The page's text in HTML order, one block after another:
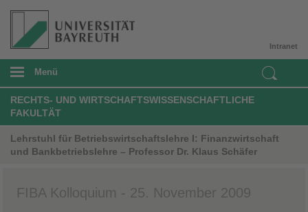
Intranet
Menü
RECHTS- UND WIRTSCHAFTSWISSENSCHAFTLICHE
FAKULTÄT
Lehrstuhl für Betriebswirtschaftslehre I: Finanzwirtschaft
und Bankbetriebslehre – Professor Dr. Klaus Schäfer
FIBA Kolloquium - 25. November 2009